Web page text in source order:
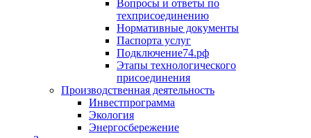
Вопросы и ответы по
техприсоединению
Нормативные документы
Паспорта услуг
Подключение74.рф
Этапы технологического
присоединения
Производственная деятельность
Инвестпрограмма
Экология
Энергосбережение